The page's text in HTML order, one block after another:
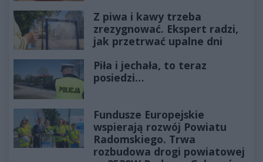
Z piwa i kawy trzeba
zrezygnować. Ekspert radzi,
jak przetrwać upalne dni
Piła i jechała, to teraz
posiedzi…
Fundusze Europejskie
wspierają rozwój Powiatu
Radomskiego. Trwa
rozbudowa drogi powiatowej